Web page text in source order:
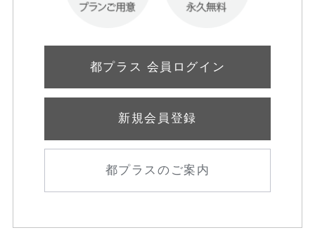
都プラス 会員ログイン
新規会員登録
都プラスのご案内